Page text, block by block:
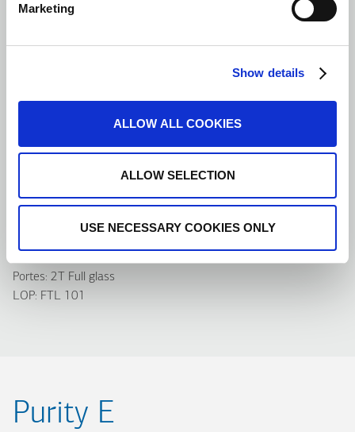
Marketing
Show details
ALLOW ALL COOKIES
ALLOW SELECTION
USE NECESSARY COOKIES ONLY
Mains courantes: K2
Portes: 2T Full glass
LOP: FTL 101
Purity E